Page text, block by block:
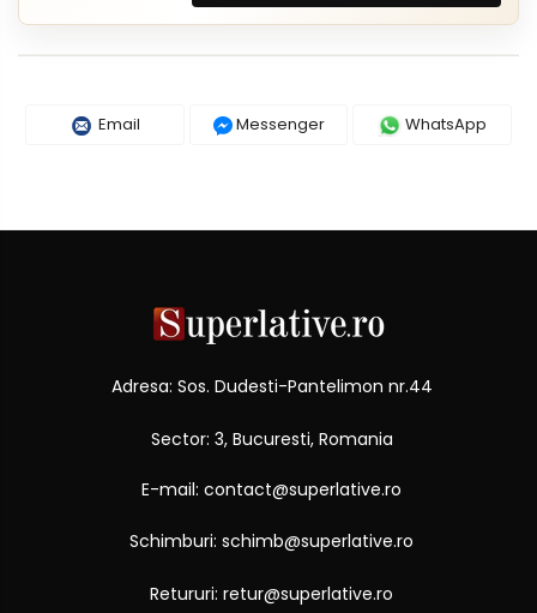
Email Messenger WhatsApp
Adresa: Sos. Dudesti-Pantelimon nr.44
Sector: 3, Bucuresti, Romania
E-mail: contact@superlative.ro
Schimburi: schimb@superlative.ro
Retururi: retur@superlative.ro